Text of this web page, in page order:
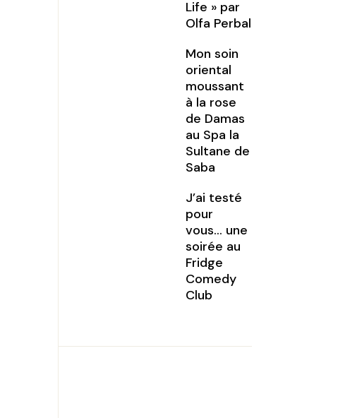
Life » par
Olfa Perbal
Mon soin
oriental
moussant
à la rose
de Damas
au Spa la
Sultane de
Saba
J’ai testé
pour
vous… une
soirée au
Fridge
Comedy
Club